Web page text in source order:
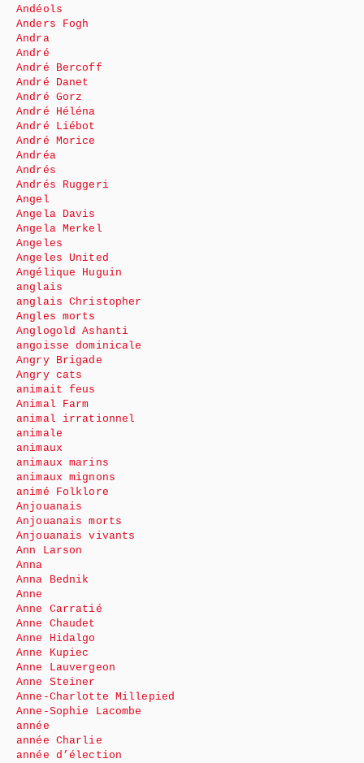
Andéols
Anders Fogh
Andra
André
André Bercoff
André Danet
André Gorz
André Héléna
André Liébot
André Morice
Andréa
Andrés
Andrés Ruggeri
Angel
Angela Davis
Angela Merkel
Angeles
Angeles United
Angélique Huguin
anglais
anglais Christopher
Angles morts
Anglogold Ashanti
angoisse dominicale
Angry Brigade
Angry cats
animait feus
Animal Farm
animal irrationnel
animale
animaux
animaux marins
animaux mignons
animé Folklore
Anjouanais
Anjouanais morts
Anjouanais vivants
Ann Larson
Anna
Anna Bednik
Anne
Anne Carratié
Anne Chaudet
Anne Hidalgo
Anne Kupiec
Anne Lauvergeon
Anne Steiner
Anne-Charlotte Millepied
Anne-Sophie Lacombe
année
année Charlie
année d’élection